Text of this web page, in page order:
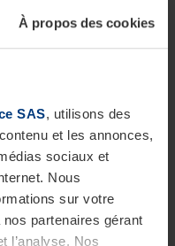
À propos des cookies
SAS, utilisons des
et les annonces,
sociaux et
Nous
sur votre
partenaires gérant
l’analyse. Nos